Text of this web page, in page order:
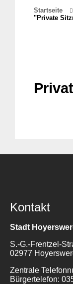
Startseite
"private
Kontakt
Stadt
S.-G.-Frentzel-
02977
Zentrale
Bürgertelefon: